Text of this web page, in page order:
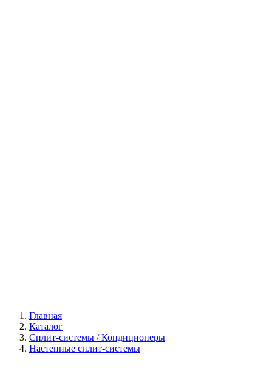
Главная
Каталог
Сплит-системы / Кондиционеры
Настенные сплит-системы